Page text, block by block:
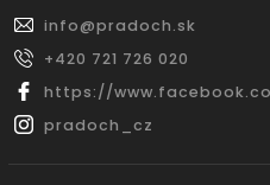
info@pradoch.sk
+420 721 726 020
https://
pradoch_cz